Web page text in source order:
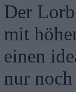
Der
mit
einen
nur